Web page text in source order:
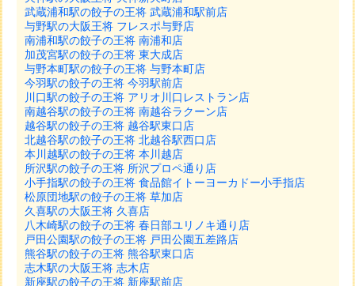
武蔵浦和駅の餃子の王将 武蔵浦和駅前店
与野駅の大阪王将 フレスポ与野店
南浦和駅の餃子の王将 南浦和店
加茂宮駅の餃子の王将 東大成店
与野本町駅の餃子の王将 与野本町店
今羽駅の餃子の王将 今羽駅前店
川口駅の餃子の王将 アリオ川口レストラン店
南越谷駅の餃子の王将 南越谷ラクーン店
越谷駅の餃子の王将 越谷駅東口店
北越谷駅の餃子の王将 北越谷駅西口店
本川越駅の餃子の王将 本川越店
所沢駅の餃子の王将 所沢プロペ通り店
小手指駅の餃子の王将 食品館イトーヨーカドー小手指店
松原団地駅の餃子の王将 草加店
久喜駅の大阪王将 久喜店
八木崎駅の餃子の王将 春日部ユリノキ通り店
戸田公園駅の餃子の王将 戸田公園五差路店
熊谷駅の餃子の王将 熊谷駅東口店
志木駅の大阪王将 志木店
新座駅の餃子の王将 新座駅前店